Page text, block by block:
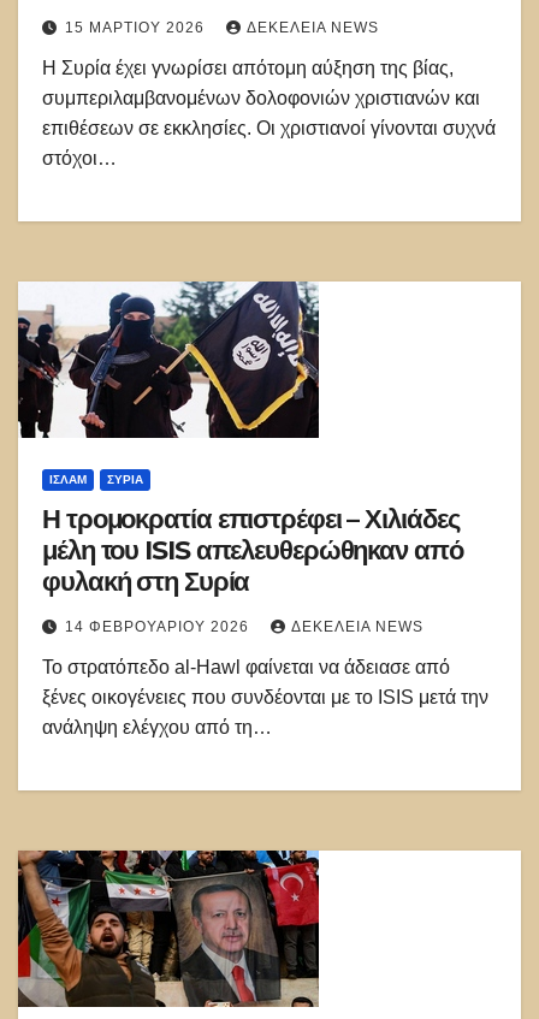
15 ΜΑΡΤΊΟΥ 2026 ΔΕΚΈΛΕΙΑ NEWS
Η Συρία έχει γνωρίσει απότομη αύξηση της βίας,
συμπεριλαμβανομένων δολοφονιών χριστιανών και
επιθέσεων σε εκκλησίες. Οι χριστιανοί γίνονται συχνά
στόχοι…
ΙΣΛΑΜ ΣΥΡΊΑ
Η τρομοκρατία επιστρέφει – Χιλιάδες
μέλη του ISIS απελευθερώθηκαν από
φυλακή στη Συρία
14 ΦΕΒΡΟΥΑΡΊΟΥ 2026 ΔΕΚΈΛΕΙΑ NEWS
Το στρατόπεδο al-Hawl φαίνεται να άδειασε από
ξένες οικογένειες που συνδέονται με το ISIS μετά την
ανάληψη ελέγχου από τη…